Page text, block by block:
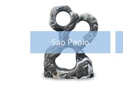
Sao Paolo